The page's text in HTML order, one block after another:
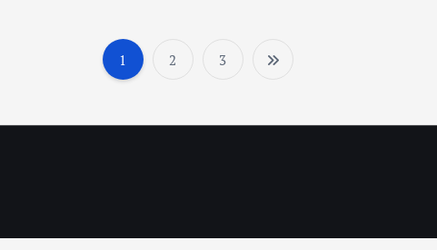
Разделяне
на
на
1 2 3